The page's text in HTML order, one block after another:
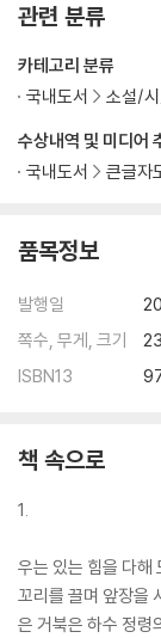
관련 분류
수상내역 및 미디어
국내도서
큰글자
카테고리 분류
국내도서
소설/
품목정보
발행일
쪽수, 무게, 크기
ISBN13
책 속으로
1.
우는 있는 힘을 다해
꼬리를 끌며 앞장을
은 거북은 하수 정령